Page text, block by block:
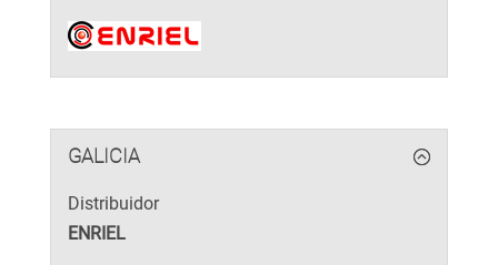
GALICIA
Distribuidor
ENRIEL